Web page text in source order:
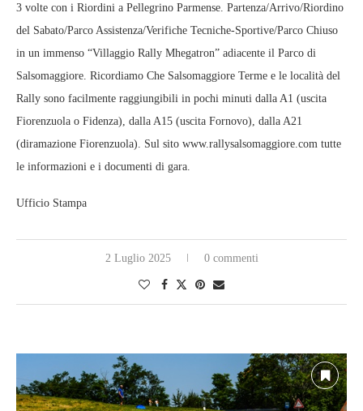
3 volte con i Riordini a Pellegrino Parmense. Partenza/Arrivo/Riordino
del Sabato/Parco Assistenza/Verifiche Tecniche-Sportive/Parco Chiuso
in un immenso “Villaggio Rally Mhegatron” adiacente il Parco di
Salsomaggiore. Ricordiamo Che Salsomaggiore Terme e le località del
Rally sono facilmente raggiungibili in pochi minuti dalla A1 (uscita
Fiorenzuola o Fidenza), dalla A15 (uscita Fornovo), dalla A21
(diramazione Fiorenzuola). Sul sito www.rallysalsomaggiore.com tutte
le informazioni e i documenti di gara.
Ufficio Stampa
2 Luglio 2025 0 commenti